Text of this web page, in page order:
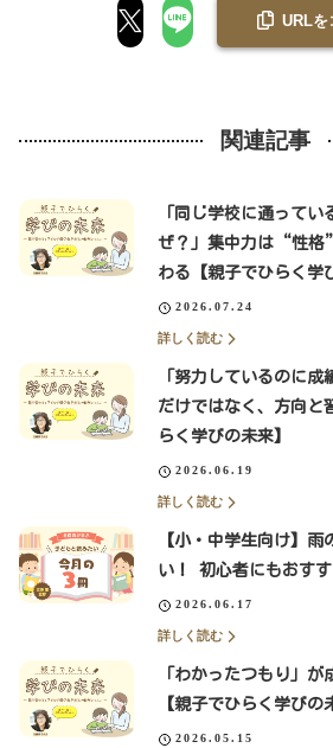
URLを
関連記事
「同じ学校に通って
ぜ？」集中力は“性
わる【親子でひらく学
2026.07.24
詳しく読む
「努力しているのに
だけではなく、方向と
らく学びの未来】
2026.06.19
詳しく読む
【小・中学生向け】
い！ 初心者にもおす
2026.06.17
詳しく読む
「わかったつもり」
【親子でひらく学びの
2026.05.15